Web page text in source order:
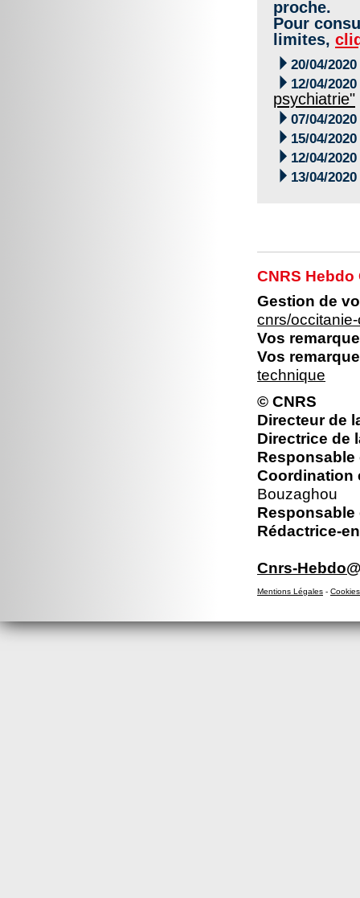
proche.
Pour
limites,
 20/04/2020
 12/04/2020
psychiatrie"
 07/04/2020
 15/04/2020
 12/04/2020
 13/04/2020
CNRS
Gestion de
cnrs/
Vos
Vos
technique
© CNRS
Directeur de
Directrice de
Coordination
Bouzaghou
Rédactrice-
Cnrs-
Mentions Légales - Cookies